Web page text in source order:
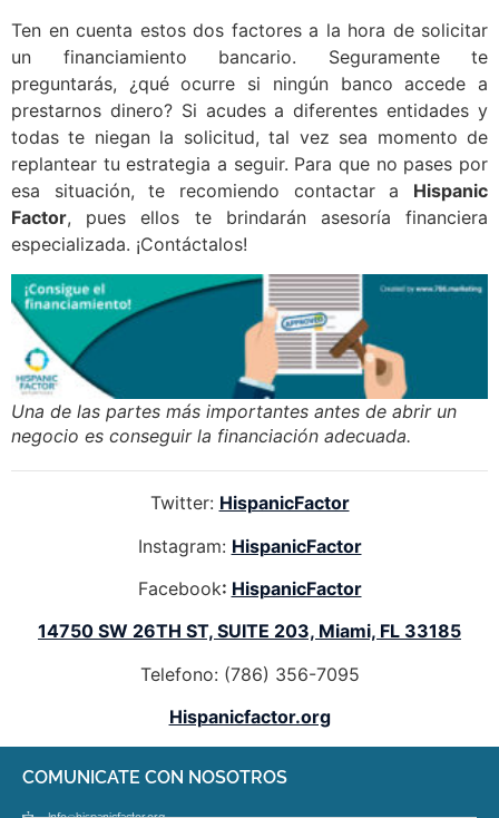
Ten en cuenta estos dos factores a la hora de solicitar
un financiamiento bancario. Seguramente te
preguntarás, ¿qué ocurre si ningún banco accede a
prestarnos dinero? Si acudes a diferentes entidades y
todas te niegan la solicitud, tal vez sea momento de
replantear tu estrategia a seguir. Para que no pases por
esa situación, te recomiendo contactar a Hispanic
Factor, pues ellos te brindarán asesoría financiera
especializada. ¡Contáctalos!
Una de las partes más importantes antes de abrir un
negocio es conseguir la financiación adecuada.
Twitter: HispanicFactor
Instagram: HispanicFactor
Facebook: HispanicFactor
14750 SW 26TH ST, SUITE 203, Miami, FL 33185
Telefono: (786) 356-7095
Hispanicfactor.org
COMUNICATE CON NOSOTROS